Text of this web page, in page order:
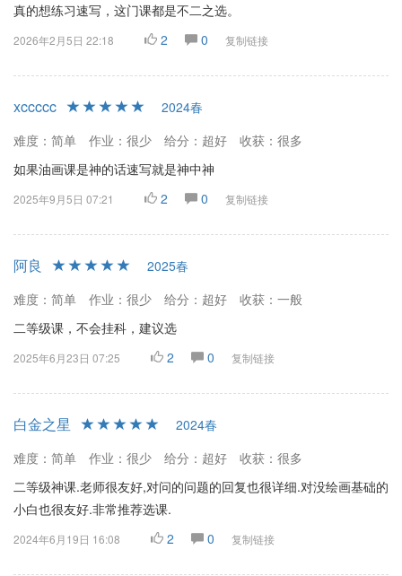
真的想练习速写，这门课都是不二之选。
2026年2月5日 22:18 2 0 复制链接
xccccc
2024春
难度：简单
作业：很少 给分：超好
收获：很多
如果油画课是神的话速写就是神中神
2025年9月5日 07:21 2 0 复制链接
阿良
2025春
难度：简单
作业：很少 给分：超好
收获：一般
二等级课，不会挂科，建议选
2025年6月23日 07:25 2 0 复制链接
白金之星
2024春
难度：简单
作业：很少 给分：超好
收获：很多
二等级神课.老师很友好,对问的问题的回复也很详细.对没绘画基础的
小白也很友好.非常推荐选课.
2024年6月19日 16:08 2 0 复制链接